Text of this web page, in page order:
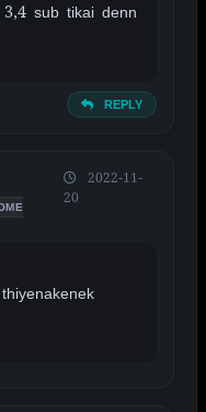
sub tikai denn
REPLY
2022-11-
20